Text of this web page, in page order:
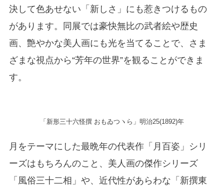
決して色あせない「新しさ」にも惹きつけるもの
があります。同展では豪快無比の武者絵や歴史
画、艶やかな美人画にも光を当てることで、さま
ざまな視点から“芳年の世界”を観ることができま
す。
「新形三十六怪撰 おもゐつヽら」明治25(1892)年
月をテーマにした最晩年の代表作「月百姿」シリ
ーズはもちろんのこと、美人画の傑作シリーズ
「風俗三十二相」や、近代性があらわな「新撰東